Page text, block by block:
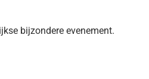
bijzondere evenement.